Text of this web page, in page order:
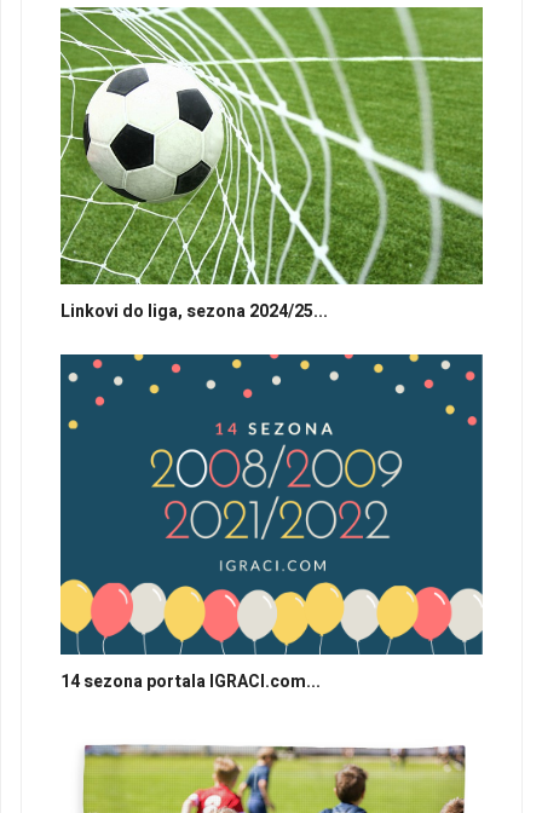
Linkovi do liga, sezona 2024/25...
14 sezona portala IGRACI.com...